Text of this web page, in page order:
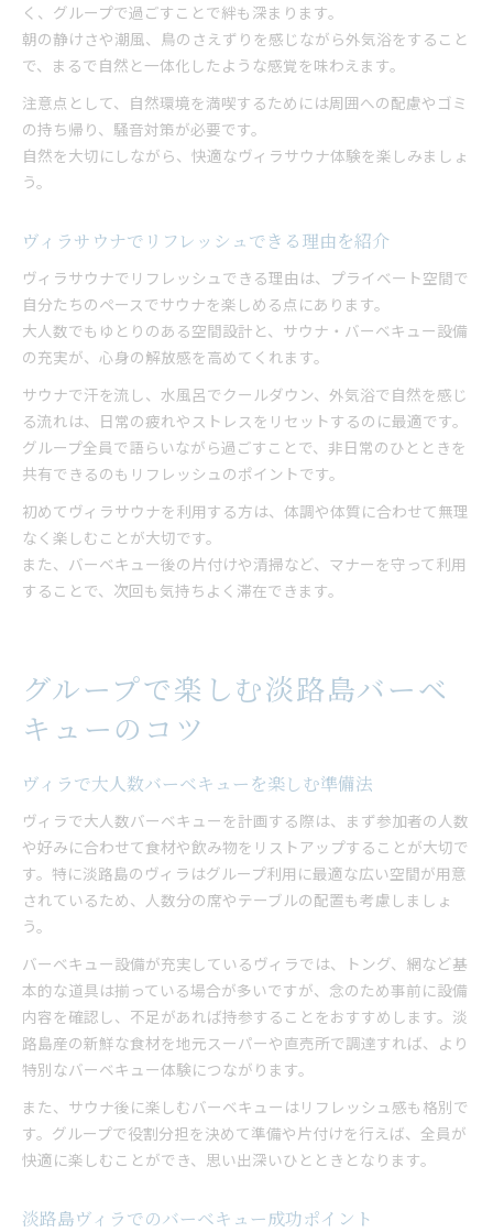
く、グループで過ごすことで絆も深まります。
朝の静けさや潮風、鳥のさえずりを感じながら外気浴をすること
で、まるで自然と一体化したような感覚を味わえます。
注意点として、自然環境を満喫するためには周囲への配慮やゴミ
の持ち帰り、騒音対策が必要です。
自然を大切にしながら、快適なヴィラサウナ体験を楽しみましょ
う。
ヴィラサウナでリフレッシュできる理由を紹介
ヴィラサウナでリフレッシュできる理由は、プライベート空間で
自分たちのペースでサウナを楽しめる点にあります。
大人数でもゆとりのある空間設計と、サウナ・バーベキュー設備
の充実が、心身の解放感を高めてくれます。
サウナで汗を流し、水風呂でクールダウン、外気浴で自然を感じ
る流れは、日常の疲れやストレスをリセットするのに最適です。
グループ全員で語らいながら過ごすことで、非日常のひとときを
共有できるのもリフレッシュのポイントです。
初めてヴィラサウナを利用する方は、体調や体質に合わせて無理
なく楽しむことが大切です。
また、バーベキュー後の片付けや清掃など、マナーを守って利用
することで、次回も気持ちよく滞在できます。
グループで楽しむ淡路島バーベ
キューのコツ
ヴィラで大人数バーベキューを楽しむ準備法
ヴィラで大人数バーベキューを計画する際は、まず参加者の人数
や好みに合わせて食材や飲み物をリストアップすることが大切で
す。特に淡路島のヴィラはグループ利用に最適な広い空間が用意
されているため、人数分の席やテーブルの配置も考慮しましょ
う。
バーベキュー設備が充実しているヴィラでは、トング、網など基
本的な道具は揃っている場合が多いですが、念のため事前に設備
内容を確認し、不足があれば持参することをおすすめします。淡
路島産の新鮮な食材を地元スーパーや直売所で調達すれば、より
特別なバーベキュー体験につながります。
また、サウナ後に楽しむバーベキューはリフレッシュ感も格別で
す。グループで役割分担を決めて準備や片付けを行えば、全員が
快適に楽しむことができ、思い出深いひとときとなります。
淡路島ヴィラでのバーベキュー成功ポイント